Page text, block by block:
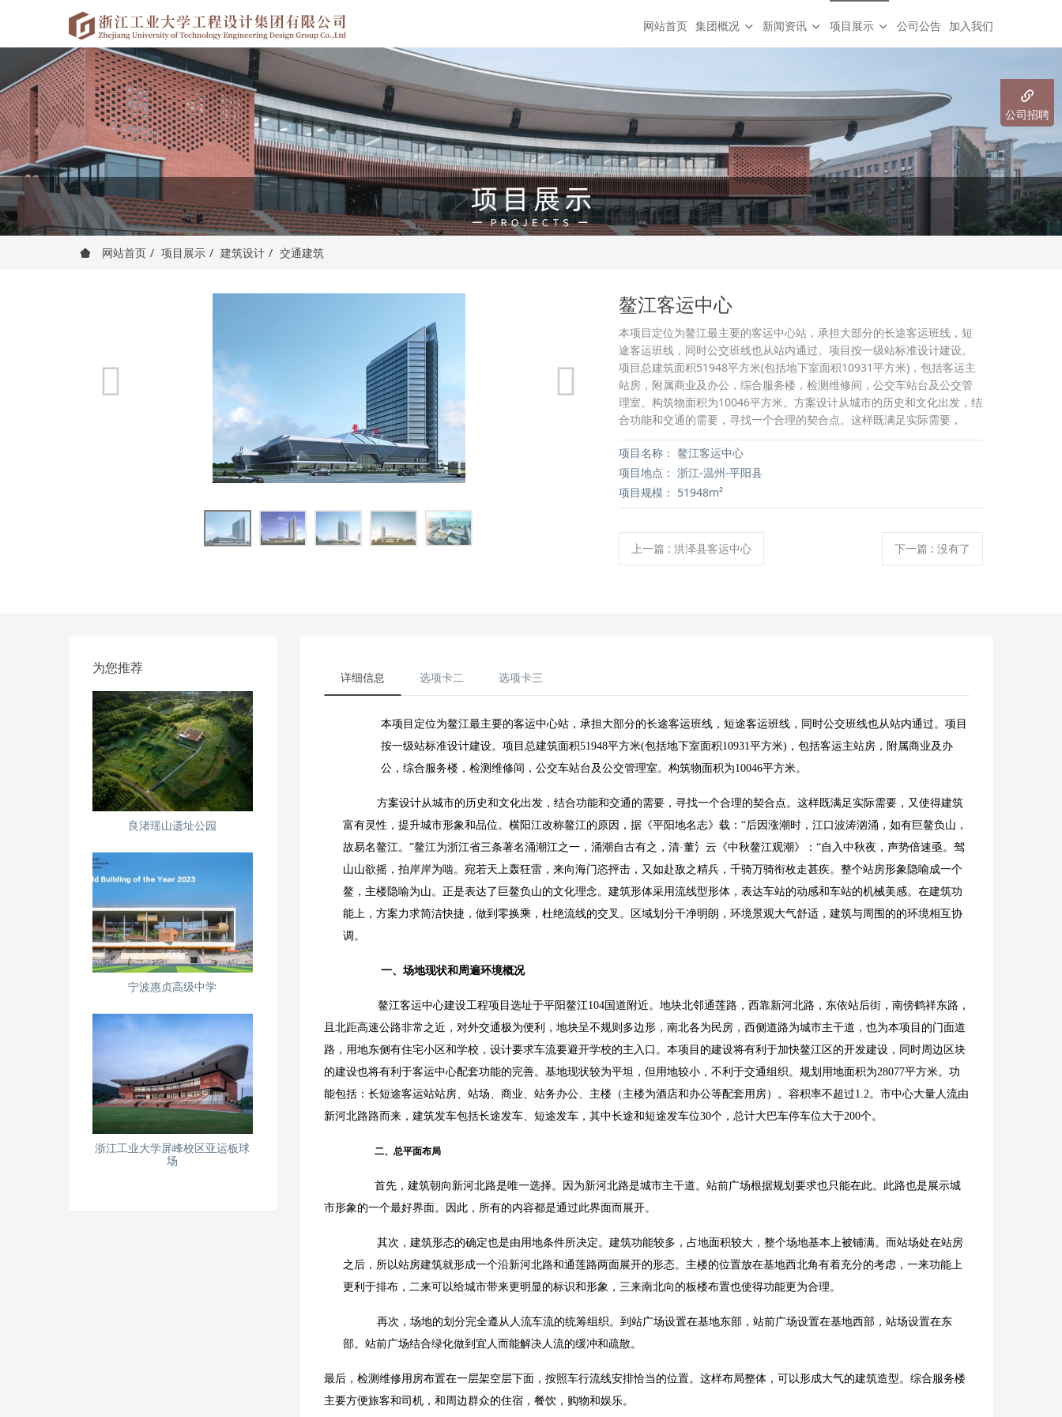
网站首页 集团概况 新闻资讯 项目展示 公司公告 加入我们
网站首页 项目展示 建筑设计 交通建筑
鳌江客运中心
本项目定位为鳌江最主要的客运中心站，承担大部分的长途客运班线，短
途客运班线，同时公交班线也从站内通过。项目按一级站标准设计建设。
项目总建筑面积51948平方米(包括地下室面积10931平方米)，包括客运主
站房，附属商业及办公，综合服务楼，检测维修间，公交车站台及公交管
理室。构筑物面积为10046平方米。方案设计从城市的历史和文化出发，结
合功能和交通的需要，寻找一个合理的契合点。这样既满足实际需要，
项目名称： 鳌江客运中心
项目地点： 浙江-温州-平阳县
项目规模： 51948m²
上一篇 : 洪泽县客运中心 下一篇 : 没有了
详细信息 选项卡二 选项卡三
本项目定位为鳌江最主要的客运中心站，承担大部分的长途客运班线，短途客运班线，同时公交班线也从站内通过。项目
按一级站标准设计建设。项目总建筑面积51948平方米(包括地下室面积10931平方米)，包括客运主站房，附属商业及办
公，综合服务楼，检测维修间，公交车站台及公交管理室。构筑物面积为10046平方米。
方案设计从城市的历史和文化出发，结合功能和交通的需要，寻找一个合理的契合点。这样既满足实际需要，又使得建筑
富有灵性，提升城市形象和品位。横阳江改称鳌江的原因，据《平阳地名志》载：“后因涨潮时，江口波涛汹涌，如有巨鳌负山，
故易名鳌江。”鳌江为浙江省三条著名涌潮江之一，涌潮自古有之，清·董氵云《中秋鳌江观潮》：“自入中秋夜，声势倍速亟。驾
山山欲摇，拍岸岸为啮。宛若天上轰狂雷，来向海门恣抨击，又如赴敌之精兵，千骑万骑衔枚走甚疾。整个站房形象隐喻成一个
鳌，主楼隐喻为山。正是表达了巨鳌负山的文化理念。建筑形体采用流线型形体，表达车站的动感和车站的机械美感。在建筑功
能上，方案力求简洁快捷，做到零换乘，杜绝流线的交叉。区域划分干净明朗，环境景观大气舒适，建筑与周围的的环境相互协
调。
一、场地现状和周遍环境概况
鳌江客运中心建设工程项目选址于平阳鳌江104国道附近。地块北邻通莲路，西靠新河北路，东依站后街，南傍鹤祥东路，
且北距高速公路非常之近，对外交通极为便利，地块呈不规则多边形，南北各为民房，西侧道路为城市主干道，也为本项目的门面道
路，用地东侧有住宅小区和学校，设计要求车流要避开学校的主入口。本项目的建设将有利于加快鳌江区的开发建设，同时周边区块
的建设也将有利于客运中心配套功能的完善。基地现状较为平坦，但用地较小，不利于交通组织。规划用地面积为28077平方米。功
能包括：长短途客运站站房、站场、商业、站务办公、主楼（主楼为酒店和办公等配套用房）。容积率不超过1.2。市中心大量人流由
新河北路路而来，建筑发车包括长途发车、短途发车，其中长途和短途发车位30个，总计大巴车停车位大于200个。
二、总平面布局
首先，建筑朝向新河北路是唯一选择。因为新河北路是城市主干道。站前广场根据规划要求也只能在此。此路也是展示城
市形象的一个最好界面。因此，所有的内容都是通过此界面而展开。
其次，建筑形态的确定也是由用地条件所决定。建筑功能较多，占地面积较大，整个场地基本上被铺满。而站场处在站房
之后，所以站房建筑就形成一个沿新河北路和通莲路两面展开的形态。主楼的位置放在基地西北角有着充分的考虑，一来功能上
更利于排布，二来可以给城市带来更明显的标识和形象，三来南北向的板楼布置也使得功能更为合理。
再次，场地的划分完全遵从人流车流的统筹组织。到站广场设置在基地东部，站前广场设置在基地西部，站场设置在东
部。站前广场结合绿化做到宜人而能解决人流的缓冲和疏散。
最后，检测维修用房布置在一层架空层下面，按照车行流线安排恰当的位置。这样布局整体，可以形成大气的建筑造型。综合服务楼
主要方便旅客和司机，和周边群众的住宿，餐饮，购物和娱乐。
为您推荐
良渚瑶山遗址公园
宁波惠贞高级中学
浙江工业大学屏峰校区亚运板球
场
公司招聘